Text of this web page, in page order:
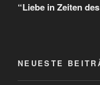
“Liebe in Zeiten
NEUESTE